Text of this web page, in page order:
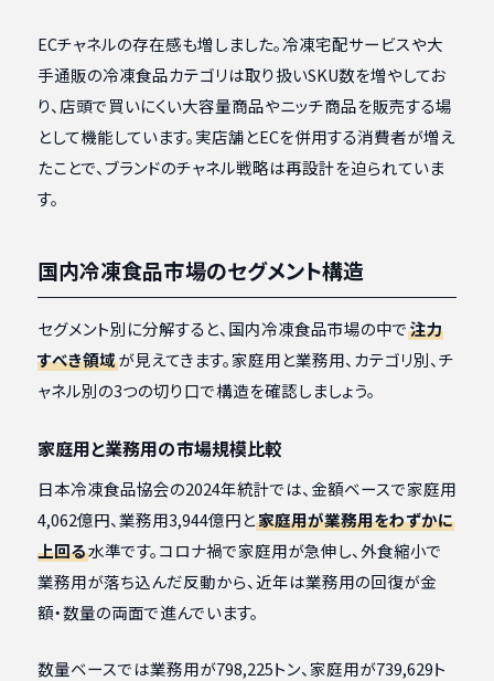
ECチャネルの存在感も増しました。冷凍宅配サービスや大
手通販の冷凍食品カテゴリは取り扱いSKU数を増やしてお
り、店頭で買いにくい大容量商品やニッチ商品を販売する場
として機能しています。実店舗とECを併用する消費者が増え
たことで、ブランドのチャネル戦略は再設計を迫られていま
す。
国内冷凍食品市場のセグメント構造
セグメント別に分解すると、国内冷凍食品市場の中で注力
すべき領域が見えてきます。家庭用と業務用、カテゴリ別、チ
ャネル別の3つの切り口で構造を確認しましょう。
家庭用と業務用の市場規模比較
日本冷凍食品協会の2024年統計では、金額ベースで家庭用
4,062億円、業務用3,944億円と家庭用が業務用をわずかに
上回る水準です。コロナ禍で家庭用が急伸し、外食縮小で
業務用が落ち込んだ反動から、近年は業務用の回復が金
額・数量の両面で進んでいます。
数量ベースでは業務用が798,225トン、家庭用が739,629ト